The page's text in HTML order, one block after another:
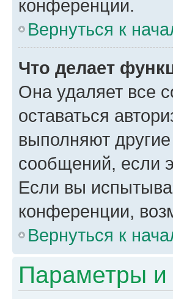
конференции.
Вернуться к
Что делает
Она удаляет все
оставаться
выполняют
сообщений, если
Если вы
конференции,
Вернуться к
Параметры и